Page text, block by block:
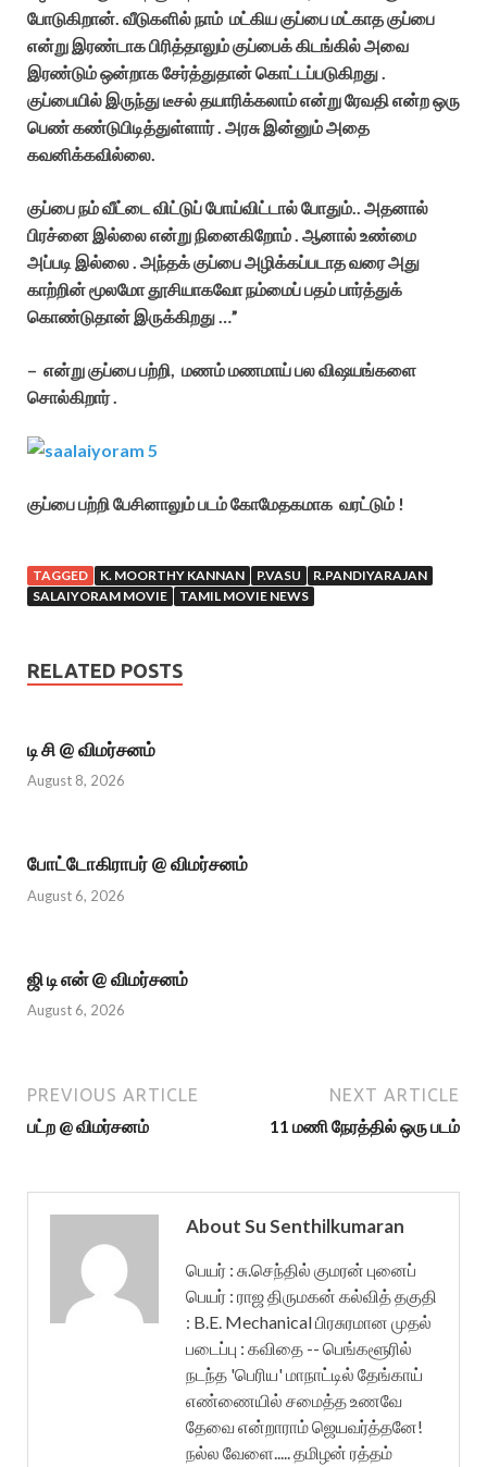
போடுகிறான். வீடுகளில் நாம் மட்கிய குப்பை மட்காத குப்பை
என்று இரண்டாக பிரித்தாலும் குப்பைக் கிடங்கில் அவை
இரண்டும் ஒன்றாக சேர்த்துதான் கொட்டப்படுகிறது .
குப்பையில் இருந்து டீசல் தயாரிக்கலாம் என்று ரேவதி என்ற ஒரு
பெண் கண்டுபிடித்துள்ளார் . அரசு இன்னும் அதை
கவனிக்கவில்லை.
குப்பை நம் வீட்டை விட்டுப் போய்விட்டால் போதும்.. அதனால்
பிரச்னை இல்லை என்று நினைகிறோம் . ஆனால் உண்மை
அப்படி இல்லை . அந்தக் குப்பை அழிக்கப்படாத வரை அது
காற்றின் மூலமோ தூசியாகவோ நம்மைப் பதம் பார்த்துக்
கொண்டுதான் இருக்கிறது …”
– என்று குப்பை பற்றி, மணம் மணமாய் பல விஷயங்களை
சொல்கிறார் .
குப்பை பற்றி பேசினாலும் படம் கோமேதகமாக வரட்டும் !
TAGGED K. MOORTHY KANNAN P.VASU
R.PANDIYARAJAN
SALAIYORAM MOVIE
TAMIL MOVIE NEWS
RELATED POSTS
டி சி @ விமர்சனம்
August 8, 2026
போட்டோகிராபர் @ விமர்சனம்
August 6, 2026
ஜி டி என் @ விமர்சனம்
August 6, 2026
PREVIOUS ARTICLE
பட்ற @ விமர்சனம்
NEXT ARTICLE
11 மணி நேரத்தில் ஒரு படம்
About Su Senthilkumaran
பெயர் : சு.செந்தில் குமரன் புனைப்
பெயர் : ராஜ திருமகன் கல்வித் தகுதி
: B.E. Mechanical பிரசுரமான முதல்
படைப்பு : கவிதை -- பெங்களூரில்
நடந்த 'பெரிய' மாநாட்டில் தேங்காய்
எண்ணையில் சமைத்த உணவே
தேவை என்றாராம் ஜெயவர்த்தனே!
நல்ல வேளை..... தமிழன் ரத்தம்